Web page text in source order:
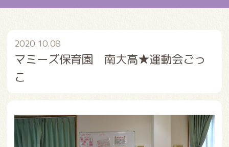
採用情報 お問い合わせ
2020.10.08
マミーズ保育園 南大高★運動会ごっ
こ